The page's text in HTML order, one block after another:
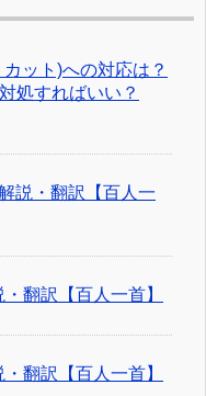
ット)への対応は？
処すればいい？
説・翻訳【百人一
翻訳【百人一首】
翻訳【百人一首】